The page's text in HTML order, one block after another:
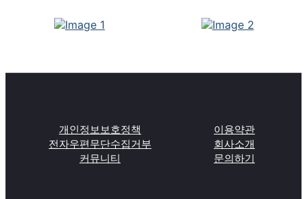
개인정보보호정책
이용약관
전자우편무단수집거부
회사소개
커뮤니티
문의하기